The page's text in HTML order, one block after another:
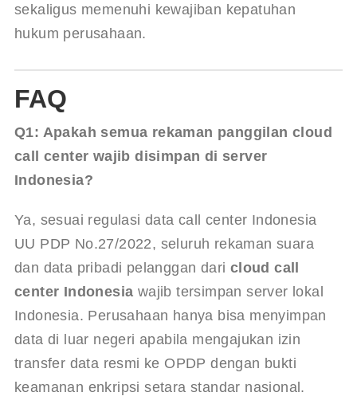
sekaligus memenuhi kewajiban kepatuhan
hukum perusahaan.
FAQ
Q1: Apakah semua rekaman panggilan cloud
call center wajib disimpan di server
Indonesia?
Ya, sesuai regulasi data call center Indonesia
UU PDP No.27/2022, seluruh rekaman suara
dan data pribadi pelanggan dari cloud call
center Indonesia wajib tersimpan server lokal
Indonesia. Perusahaan hanya bisa menyimpan
data di luar negeri apabila mengajukan izin
transfer data resmi ke OPDP dengan bukti
keamanan enkripsi setara standar nasional.